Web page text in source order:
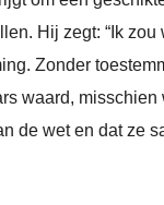
Hij zegt: “Ik zou
Zonder
waard, misschien
de wet en dat ze